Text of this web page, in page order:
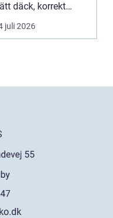
däck, korrekt
och rege...
juli 2026